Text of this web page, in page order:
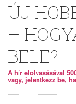
ÚJ
–
BELE?
A hír elolvasásával
vagy, jelentkezz be,